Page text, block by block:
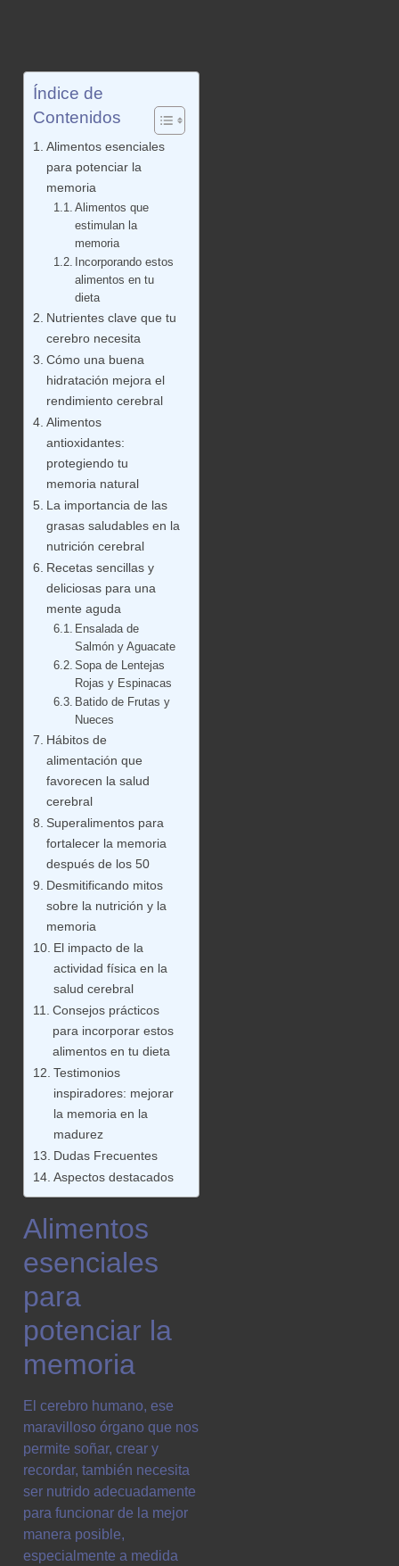
Índice de
Contenidos
Alimentos esenciales
para potenciar la
memoria
Alimentos que
estimulan la
memoria
Incorporando estos
alimentos en tu
dieta
Nutrientes clave que tu
cerebro necesita
Cómo una buena
hidratación mejora el
rendimiento cerebral
Alimentos
antioxidantes:
protegiendo tu
memoria natural
La importancia de las
grasas saludables en la
nutrición cerebral
Recetas sencillas y
deliciosas para una
mente aguda
Ensalada de
Salmón y Aguacate
Sopa de Lentejas
Rojas y Espinacas
Batido de Frutas y
Nueces
Hábitos de
alimentación que
favorecen la salud
cerebral
Superalimentos para
fortalecer la memoria
después de los 50
Desmitificando mitos
sobre la nutrición y la
memoria
El impacto de la
actividad física en la
salud cerebral
Consejos prácticos
para incorporar estos
alimentos en tu dieta
Testimonios
inspiradores: mejorar
la memoria en la
madurez
Dudas Frecuentes
Aspectos destacados
Alimentos
esenciales
para
potenciar la
memoria
El cerebro humano, ese
maravilloso órgano que nos
permite soñar, crear y
recordar, también necesita
ser nutrido adecuadamente
para funcionar de la mejor
manera posible,
especialmente a medida